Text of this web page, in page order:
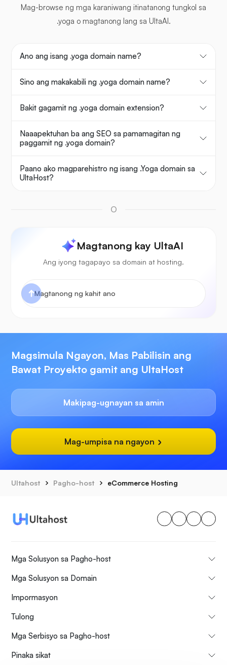
Mag-browse ng mga karaniwang itinatanong tungkol sa
.yoga o magtanong lang sa UltaAI.
Ano ang isang .yoga domain name?
Sino ang makakabili ng .yoga domain name?
Bakit gagamit ng .yoga domain extension?
Naaapektuhan ba ang SEO sa pamamagitan ng
paggamit ng .yoga domain?
Paano ako magparehistro ng isang .Yoga domain sa
UltaHost?
O
Magtanong kay UltaAI
Ang iyong tagapayo sa domain at hosting.
Magsimula Ngayon, Mas Pabilisin ang
Bawat Proyekto gamit ang UltaHost
Makipag-ugnayan sa amin
Mag-umpisa na ngayon
Ultahost Pagho-host eCommerce Hosting
Mga Solusyon sa Pagho-host
Mga Solusyon sa Domain
Impormasyon
Tulong
Mga Serbisyo sa Pagho-host
Pinaka sikat